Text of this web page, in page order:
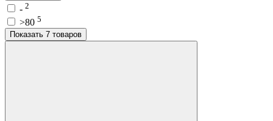
- 2
>80 5
Показать 7 товаров